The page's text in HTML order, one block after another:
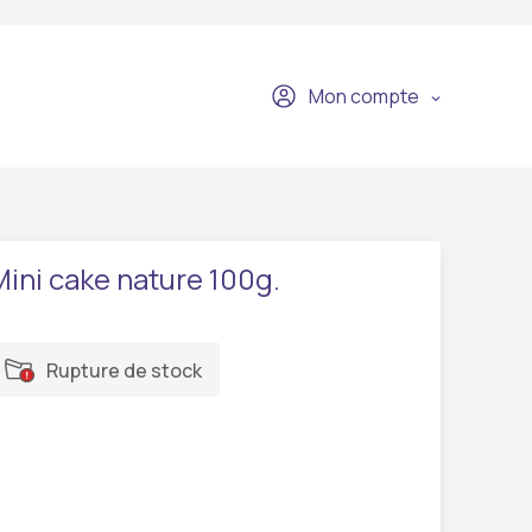
Mon compte
cake nature 100g.
Rupture de stock